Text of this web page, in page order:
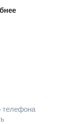
телефона